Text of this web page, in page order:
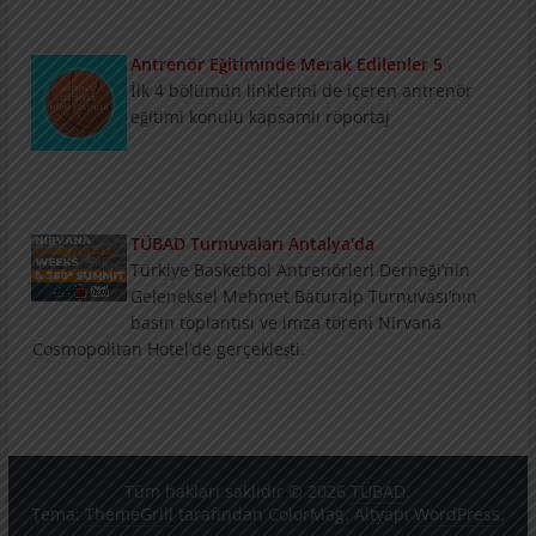
İlk 4 bölümün linklerini de içeren antrenör
eğitimi konulu kapsamlı röportaj
Türkiye Basketbol Antrenörleri Derneği’nin
Geleneksel Mehmet Baturalp Turnuvası’nın
basın toplantısı ve imza töreni Nirvana
Cosmopolitan Hotel’de gerçekleşti.
Tüm hakları saklıdır © 2026TÜBAD
Tema: ThemeGrill tarafından ColorMag. Altyapı WordPress